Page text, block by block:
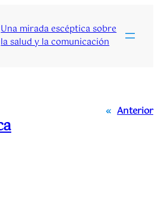
Una mirada escéptica sobre
la salud y la comunicación
« Anterior